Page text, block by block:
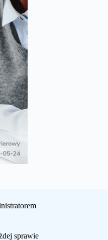
sprawie